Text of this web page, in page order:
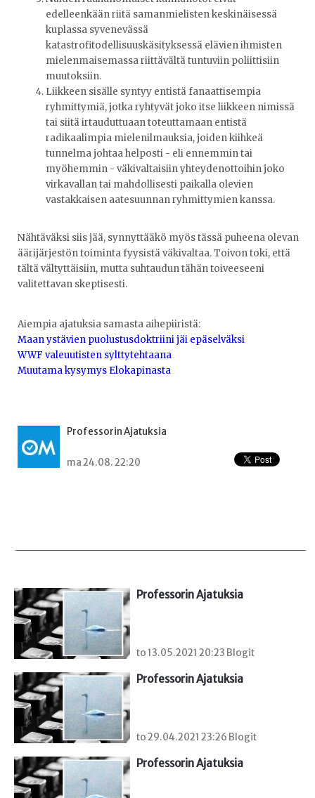
edelleenkään riitä samanmielisten keskinäisessä
kuplassa syvenevässä
katastrofitodellisuuskäsityksessä elävien ihmisten
mielenmaisemassa riittävältä tuntuviin poliittisiin
muutoksiin.
Liikkeen sisälle syntyy entistä fanaattisempia
ryhmittymiä, jotka ryhtyvät joko itse liikkeen nimissä
tai siitä irtauduttuaan toteuttamaan entistä
radikaalimpia mielenilmauksia, joiden kiihkeä
tunnelma johtaa helposti - eli ennemmin tai
myöhemmin - väkivaltaisiin yhteydenottoihin joko
virkavallan tai mahdollisesti paikalla olevien
vastakkaisen aatesuunnan ryhmittymien kanssa.
Nähtäväksi siis jää, synnyttääkö myös tässä puheena olevan
äärijärjestön toiminta fyysistä väkivaltaa. Toivon toki, että
tältä vältyttäisiin, mutta suhtaudun tähän toiveeseeni
valitettavan skeptisesti.
Aiempia ajatuksia samasta aihepiiristä:
Maan ystävien puolustusdoktriini jäi epäselväksi
WWF valeuutisten sylttytehtaana
Muutama kysymys Elokapinasta
Professorin Ajatuksia
ma 24.08. 22:20
Professorin Ajatuksia
to 13.05.2021 20:23 Blogit
Professorin Ajatuksia
to 29.04.2021 23:26 Blogit
Professorin Ajatuksia